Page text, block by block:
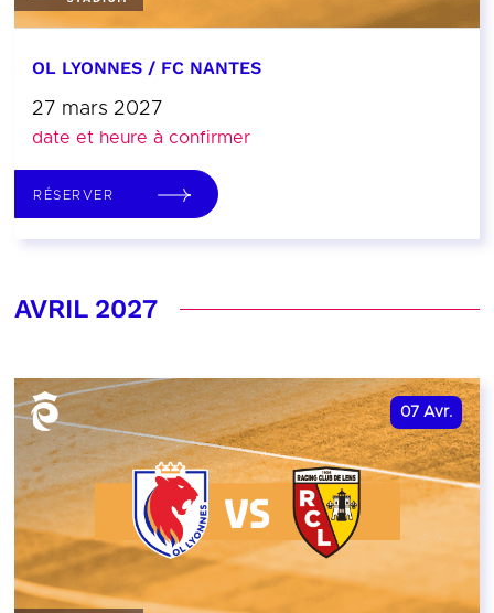
OL LYONNES / FC NANTES
27 mars 2027
date et heure à confirmer
RÉSERVER
AVRIL 2027
07 Avr.